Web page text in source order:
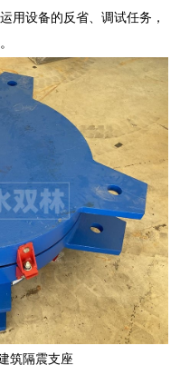
用设备的反省、调试任务，
筑隔震支座